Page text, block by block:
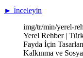
► İnceleyin
img/tr/min/yerel-
Yerel Rehber |
Fayda İçin
Kalkınma ve